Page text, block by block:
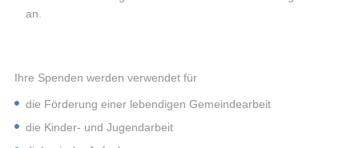
an.
Ihre Spenden werden verwendet für
die Förderung einer lebendigen Gemeindearbeit
die Kinder- und Jugendarbeit